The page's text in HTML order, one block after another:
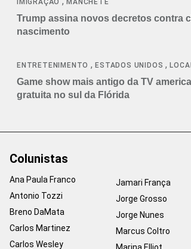
IMIGRAÇÃO MANCHETE
Trump assina novos decretos contra
nascimento
ENTRETENIMENTO ,ESTADOS UNIDOS ,
Game show mais antigo da TV
gratuita no sul da Flórida
Colunistas
Ana Paula Franco
Antonio Tozzi
Breno DaMata
Carlos Martinez
Carlos Wesley
Jamari França
Jorge Grosso
Jorge Nunes
Marcus Coltro